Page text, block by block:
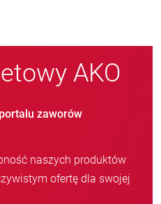
AKO
zaworów
naszych produktów
ofertę dla swojej